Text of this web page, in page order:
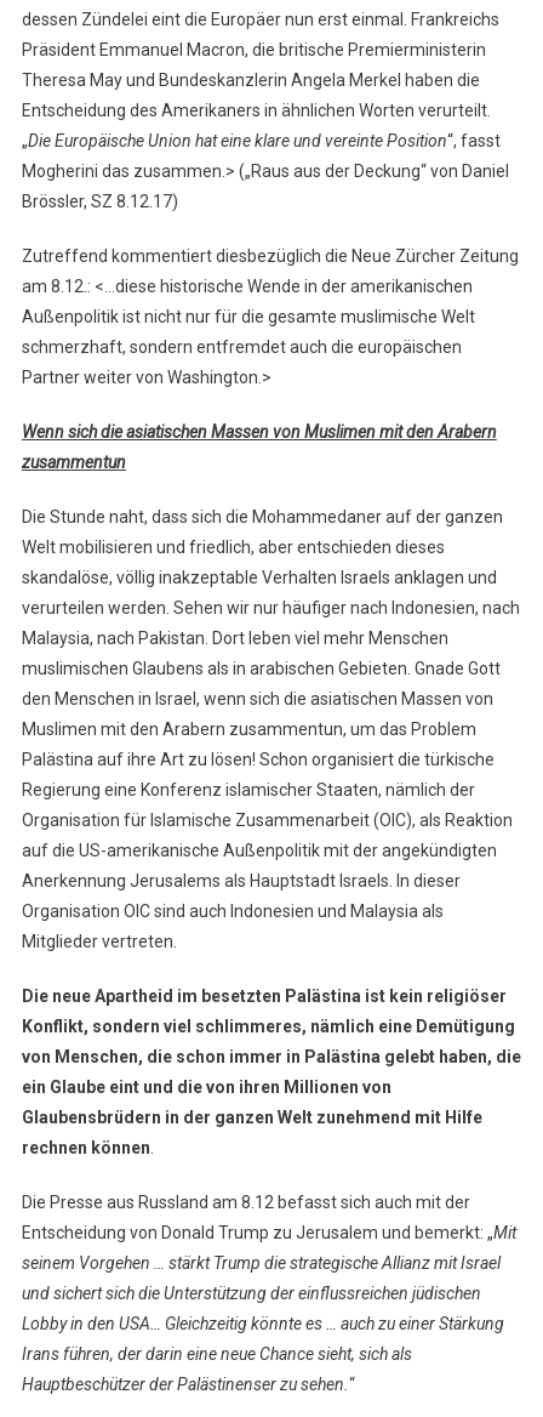
dessen Zündelei eint die Europäer nun erst einmal. Frankreichs
Präsident Emmanuel Macron, die britische Premierministerin
Theresa May und Bundeskanzlerin Angela Merkel haben die
Entscheidung des Amerikaners in ähnlichen Worten verurteilt.
„Die Europäische Union hat eine klare und vereinte Position“, fasst
Mogherini das zusammen.> („Raus aus der Deckung“ von Daniel
Brössler, SZ 8.12.17)
Zutreffend kommentiert diesbezüglich die Neue Zürcher Zeitung
am 8.12.: <…diese historische Wende in der amerikanischen
Außenpolitik ist nicht nur für die gesamte muslimische Welt
schmerzhaft, sondern entfremdet auch die europäischen
Partner weiter von Washington.>
Wenn sich die asiatischen Massen von Muslimen mit den Arabern
zusammentun
Die Stunde naht, dass sich die Mohammedaner auf der ganzen
Welt mobilisieren und friedlich, aber entschieden dieses
skandalöse, völlig inakzeptable Verhalten Israels anklagen und
verurteilen werden. Sehen wir nur häufiger nach Indonesien, nach
Malaysia, nach Pakistan. Dort leben viel mehr Menschen
muslimischen Glaubens als in arabischen Gebieten. Gnade Gott
den Menschen in Israel, wenn sich die asiatischen Massen von
Muslimen mit den Arabern zusammentun, um das Problem
Palästina auf ihre Art zu lösen! Schon organisiert die türkische
Regierung eine Konferenz islamischer Staaten, nämlich der
Organisation für Islamische Zusammenarbeit (OIC), als Reaktion
auf die US-amerikanische Außenpolitik mit der angekündigten
Anerkennung Jerusalems als Hauptstadt Israels. In dieser
Organisation OIC sind auch Indonesien und Malaysia als
Mitglieder vertreten.
Die neue Apartheid im besetzten Palästina ist kein religiöser
Konflikt, sondern viel schlimmeres, nämlich eine Demütigung
von Menschen, die schon immer in Palästina gelebt haben, die
ein Glaube eint und die von ihren Millionen von
Glaubensbrüdern in der ganzen Welt zunehmend mit Hilfe
rechnen können.
Die Presse aus Russland am 8.12 befasst sich auch mit der
Entscheidung von Donald Trump zu Jerusalem und bemerkt: „Mit
seinem Vorgehen … stärkt Trump die strategische Allianz mit Israel
und sichert sich die Unterstützung der einflussreichen jüdischen
Lobby in den USA… Gleichzeitig könnte es … auch zu einer Stärkung
Irans führen, der darin eine neue Chance sieht, sich als
Hauptbeschützer der Palästinenser zu sehen.“